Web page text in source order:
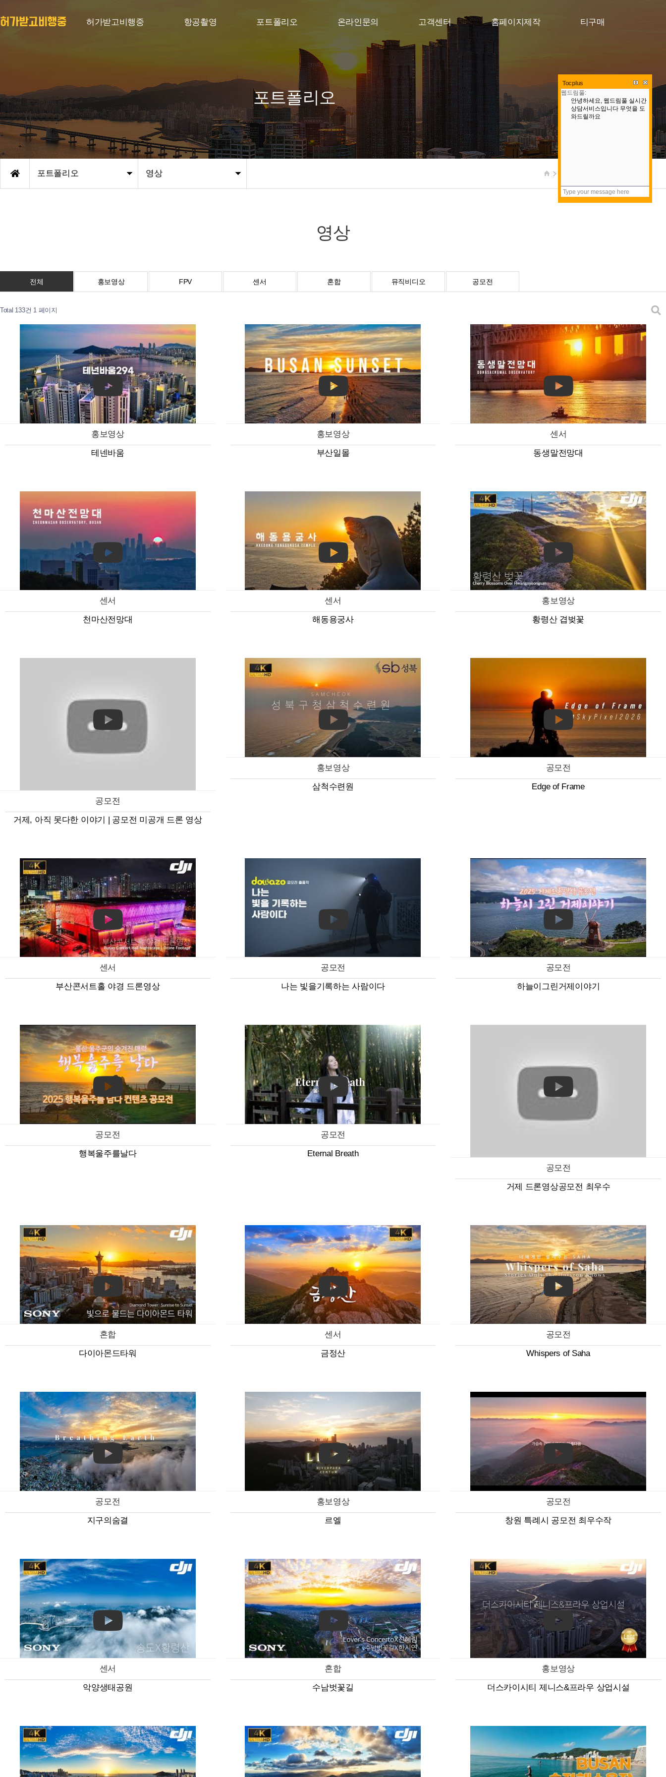
허가받고비행중 항공촬영 포트폴리오 온라인문의 고객센터 홈페이지제작 티구매
포트폴리오 영상
포트폴리오
영상
전체 홍보영상 FPV 센서 혼합 뮤직비디오 공모전
Total 133건 1 페이지
홍보영상
테넨바움
홍보영상
부산일몰
센서
동생말전망대
센서
천마산전망대
센서
해동용궁사
홍보영상
황령산 겹벚꽃
공모전
거제, 아직 못다한 이야기 | 공모전 미공개 드론 영상
홍보영상
삼척수련원
공모전
Edge of Frame
센서
부산콘서트홀 야경 드론영상
공모전
나는 빛을기록하는 사람이다
공모전
하늘이그린거제이야기
공모전
행복울주를날다
공모전
Eternal Breath
공모전
거제 드론영상공모전 최우수
혼합
다이아몬드타워
센서
금정산
공모전
Whispers of Saha
공모전
지구의숨결
홍보영상
르엘
공모전
창원 특례시 공모전 최우수작
센서
악양생태공원
혼합
수남벗꽃길
홍보영상
더스카이시티 제니스&프라우 상업시설
Tocplus